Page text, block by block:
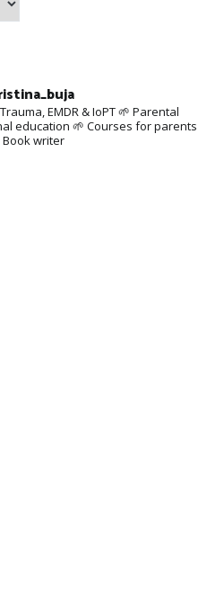
EMDR & IoPT🌱 Parental
education 🌱 Courses for parents
Book writer